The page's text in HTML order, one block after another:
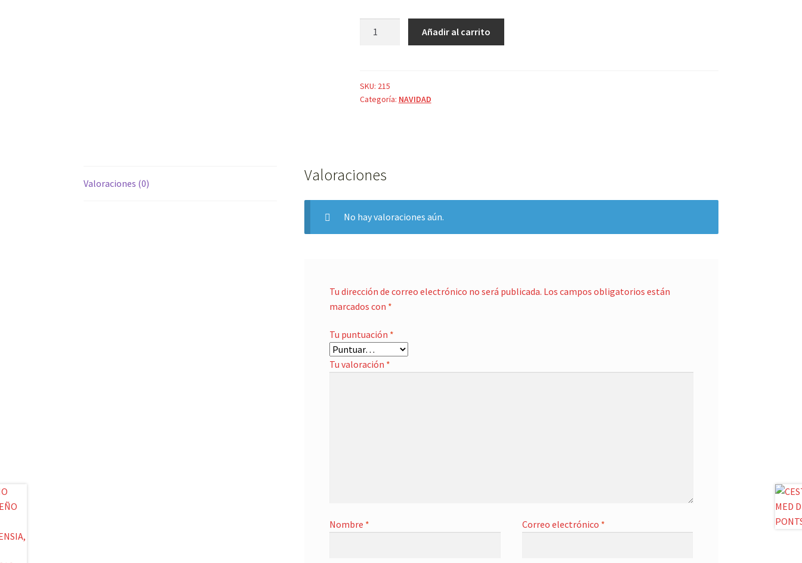
cantidad
Añadir al carrito
SKU: 215
Categoría: NAVIDAD
Valoraciones (0) Valoraciones
No hay valoraciones aún.
Tu dirección de correo electrónico no será publicada. Los campos obligatorios están
marcados con *
Tu puntuación *
Tu valoración *
Nombre * Correo electrónico *